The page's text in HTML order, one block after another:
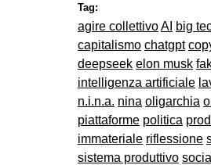
AMERICHE
ESTREMO
EUROPA
MEDIO
MONDO
Tag:
agire collettivoAI big
capitalismo chatgpt
deepseek elon musk
intelligenza artificiale
n.i.n.a. nina oligarchia
piattaforme politica
immateriale riflessione
sistema produttivo social